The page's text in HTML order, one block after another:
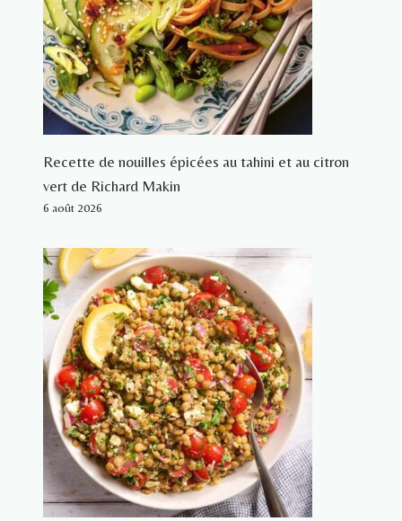
Recette de nouilles épicées au tahini et au citron
vert de Richard Makin
6 août 2026